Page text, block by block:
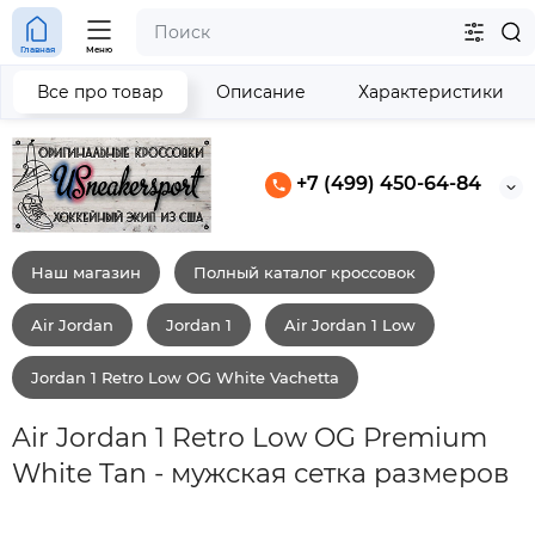
+7 (499) 450-64-84
Главная Меню
Наш магазин Полный каталог кроссовок
Air Jordan Jordan 1 Air Jordan 1 Low
Jordan 1 Retro Low OG White Vachetta
Air Jordan 1 Retro Low OG Premium
White Tan - мужская сетка размеров
Все про товар Описание Характеристики